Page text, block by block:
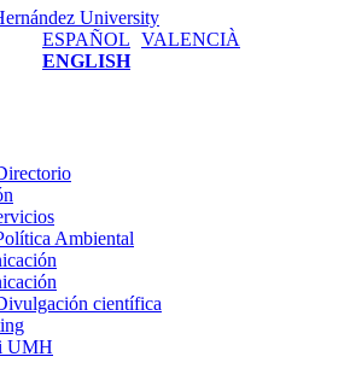
ESPAÑOL VALENCIÀ
ENGLISH
Ambiental
científica
UMH